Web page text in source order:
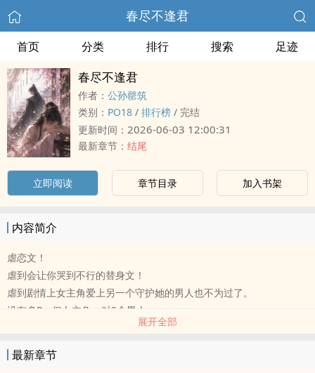
春尽不逢君
首页 分类 排行 搜索 足迹
春尽不逢君
作者： 公孙罄筑
类别： ‍‌‎P‌‍O‎‌1‌8‌‎‎ / 排行榜 / 完结
更新时间： 2026-06-03 12:00:31
最新章节： 结尾
立即阅读 章节目录 加入书架
内容简介
虐恋文！
虐到会让你哭到不行的替身文！
虐到剧情上女主角爱上另一个守护她的男人也不为过了。
没有‌多‌P‍‍，但女主角一对2个男人。
只要足够深情，
展开全部
最新章节